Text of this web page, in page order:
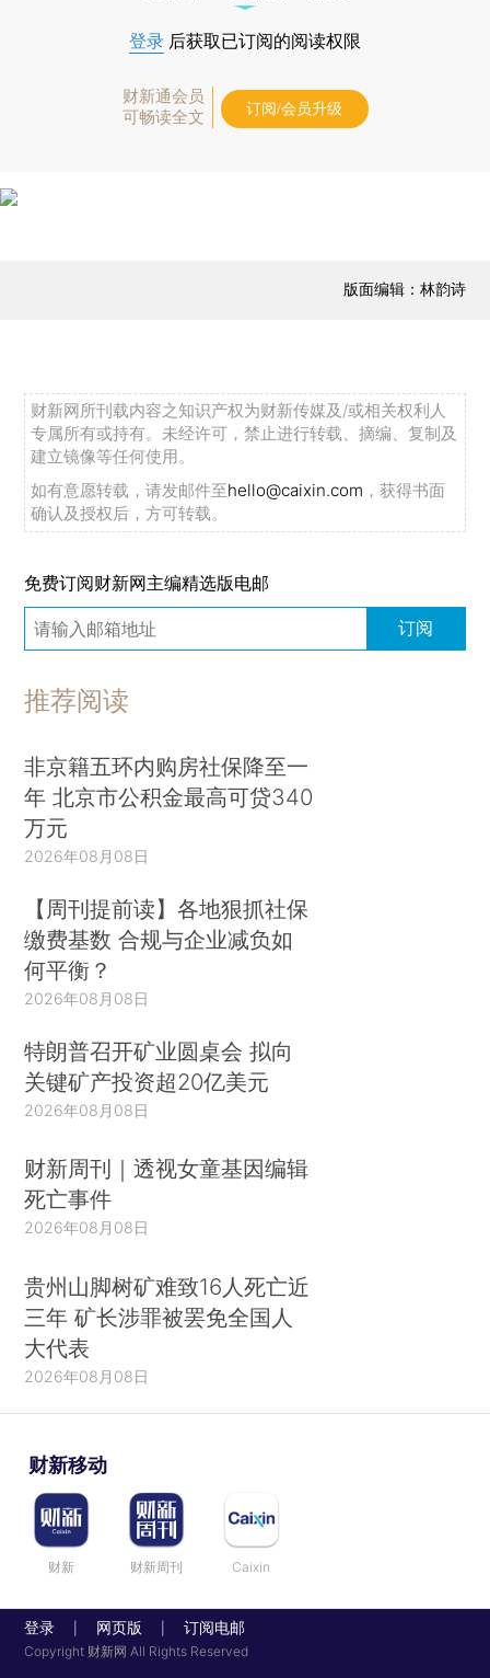
登录 后获取已订阅的阅读权限
财新通会员
可畅读全文
订阅/会员升级
版面编辑：林韵诗
财新网所刊载内容之知识产权为财新传媒及/或相关权利人
专属所有或持有。未经许可，禁止进行转载、摘编、复制及
建立镜像等任何使用。
如有意愿转载，请发邮件至hello@caixin.com ，获得书面
确认及授权后，方可转载。
免费订阅财新网主编精选版电邮
订阅
推荐阅读
非京籍五环内购房社保降至一
年 北京市公积金最高可贷340
万元
2026年08月08日
【周刊提前读】各地狠抓社保
缴费基数 合规与企业减负如
何平衡？
2026年08月08日
特朗普召开矿业圆桌会 拟向
关键矿产投资超20亿美元
2026年08月08日
财新周刊｜透视女童基因编辑
死亡事件
2026年08月08日
贵州山脚树矿难致16人死亡近
三年 矿长涉罪被罢免全国人
大代表
2026年08月08日
财新移动
财新 财新周刊 Caixin
登录 网页版 订阅电邮
Copyright 财新网 All Rights Reserved